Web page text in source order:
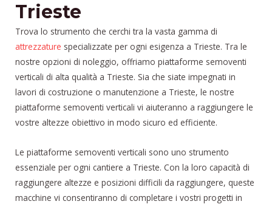
Trieste
Trova lo strumento che cerchi tra la vasta gamma di
attrezzature specializzate per ogni esigenza a Trieste. Tra le
nostre opzioni di noleggio, offriamo piattaforme semoventi
verticali di alta qualità a Trieste. Sia che siate impegnati in
lavori di costruzione o manutenzione a Trieste, le nostre
piattaforme semoventi verticali vi aiuteranno a raggiungere le
vostre altezze obiettivo in modo sicuro ed efficiente.
Le piattaforme semoventi verticali sono uno strumento
essenziale per ogni cantiere a Trieste. Con la loro capacità di
raggiungere altezze e posizioni difficili da raggiungere, queste
macchine vi consentiranno di completare i vostri progetti in